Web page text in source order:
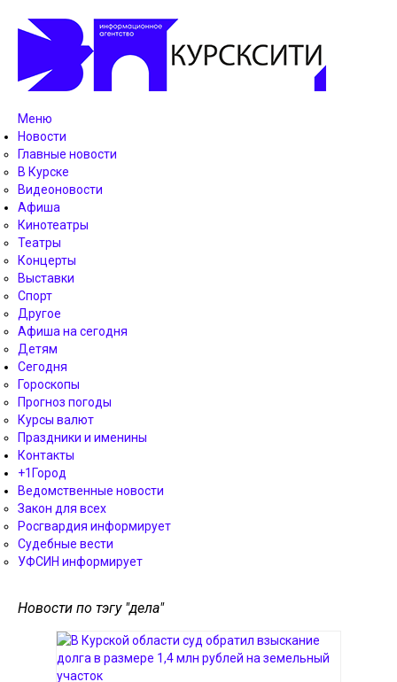
Меню
Новости
Главные новости
В Курске
Видеоновости
Афиша
Кинотеатры
Театры
Концерты
Выставки
Спорт
Другое
Афиша на сегодня
Детям
Сегодня
Гороскопы
Прогноз погоды
Курсы валют
Праздники и именины
Контакты
+1Город
Ведомственные новости
Закон для всех
Росгвардия информирует
Судебные вести
УФСИН информирует
Новости по тэгу "дела"